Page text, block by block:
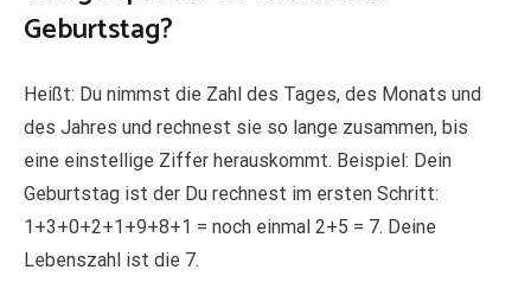
Geburtstag?
Heißt: Du nimmst die Zahl des Tages, des Monats und
des Jahres und rechnest sie so lange zusammen, bis
eine einstellige Ziffer herauskommt. Beispiel: Dein
Geburtstag ist der Du rechnest im ersten Schritt:
1+3+0+2+1+9+8+1 = noch einmal 2+5 = 7. Deine
Lebenszahl ist die 7.